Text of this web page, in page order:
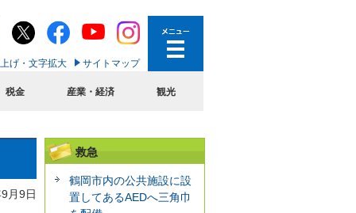
げ・文字拡大 サイトマップ
税金 産業・経済 観光
月9日
救急
鶴岡市内の公共施設に設
置してあるAEDへ三角巾